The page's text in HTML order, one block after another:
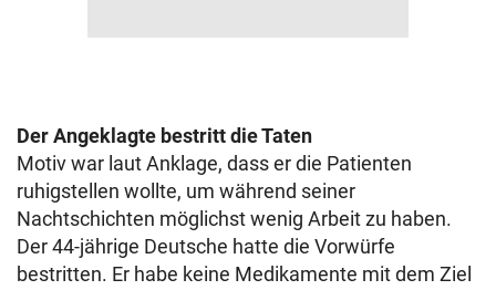
Der Angeklagte bestritt die Taten
Motiv war laut Anklage, dass er die Patienten
ruhigstellen wollte, um während seiner
Nachtschichten möglichst wenig Arbeit zu haben.
Der 44-jährige Deutsche hatte die Vorwürfe
bestritten. Er habe keine Medikamente mit dem Ziel